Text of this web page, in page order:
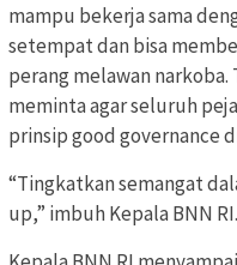
mampu bekerja sama
setempat dan bisa
perang melawan narkoba.
meminta agar seluruh
prinsip good governance
“Tingkatkan semangat
up,” imbuh Kepala BNN RI.